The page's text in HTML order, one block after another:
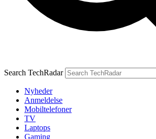
Search TechRadar
Nyheder
Anmeldelse
Mobiltelefoner
TV
Laptops
Gaming